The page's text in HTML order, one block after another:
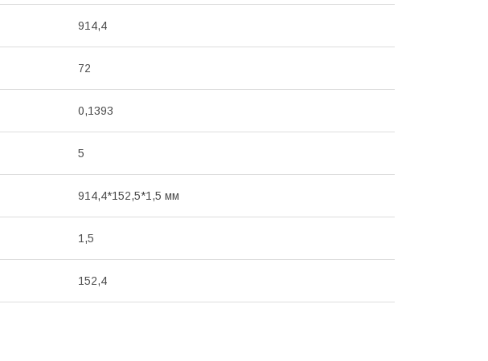
914,4
72
0,1393
5
914,4*152,5*1,5 мм
1,5
152,4